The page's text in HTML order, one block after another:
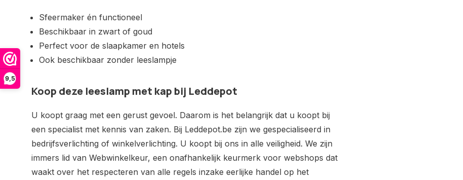
9,5
Sfeermaker én functioneel
Beschikbaar in zwart of goud
Perfect voor de slaapkamer en hotels
Ook beschikbaar zonder leeslampje
Koop deze leeslamp met kap bij Leddepot
U koopt graag met een gerust gevoel. Daarom is het belangrijk dat u koopt bij
een specialist met kennis van zaken. Bij Leddepot.be zijn we gespecialiseerd in
bedrijfsverlichting of winkelverlichting. U koopt bij ons in alle veiligheid. We zijn
immers lid van Webwinkelkeur, een onafhankelijk keurmerk voor webshops dat
waakt over het respecteren van alle regels inzake eerlijke handel op het